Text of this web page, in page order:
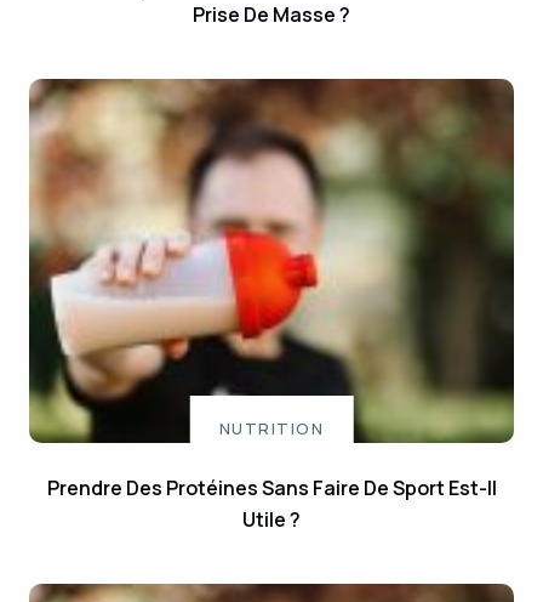
Prise De Masse ?
NUTRITION
Prendre Des Protéines Sans Faire De Sport Est-Il
Utile ?